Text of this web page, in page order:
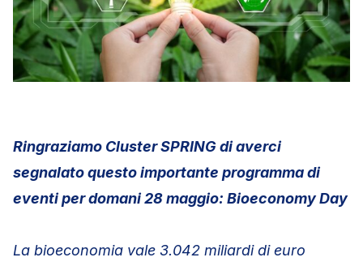
Ringraziamo Cluster SPRING di averci
segnalato questo importante programma di
eventi per domani 28 maggio: Bioeconomy Day
La bioeconomia vale 3.042 miliardi di euro